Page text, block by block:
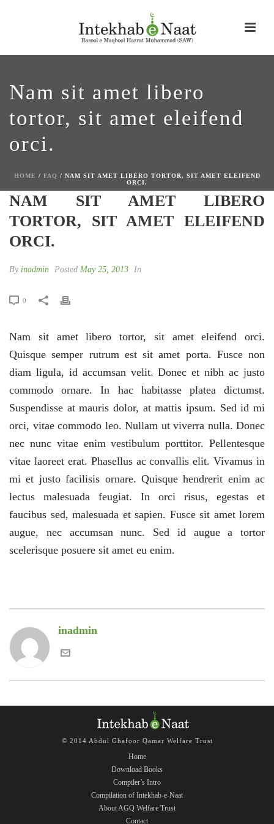
Nam sit amet libero
tortor, sit amet eleifend
orci.
HOME / FAQ / NAM SIT AMET LIBERO TORTOR, SIT AMET ELEIFEND
ORCI.
NAM SIT AMET LIBERO
TORTOR, SIT AMET ELEIFEND
ORCI.
By inadmin Posted May 25, 2013 In
0
Nam sit amet libero tortor, sit amet eleifend orci.
Quisque semper rutrum est sit amet porta. Fusce non
diam ligula, id accumsan velit. Donec et nibh ac justo
commodo ornare. In hac habitasse platea dictumst.
Suspendisse at mauris dolor, at mattis ipsum. Sed id mi
orci, vitae commodo leo. Nullam ut viverra nulla. Donec
nec nunc vitae enim vestibulum porttitor. Pellentesque
vitae laoreet erat. Phasellus ac convallis elit. Vivamus in
mi et justo facilisis ornare. Quisque hendrerit enim ac
lectus malesuada feugiat. In orci risus, egestas et
faucibus sed, malesuada et sapien. Fusce sit amet lorem
augue, nec accumsan nunc. Sed id augue a tortor
scelerisque posuere sit amet eu enim.
inadmin
© 2014 Abdul Ghafoor Qamar Welfare Trust
Home
Download Books
Compiler’s Intro
Compilation of Intekhab-e-Naat
About AGQ Welfare Trust
Contact